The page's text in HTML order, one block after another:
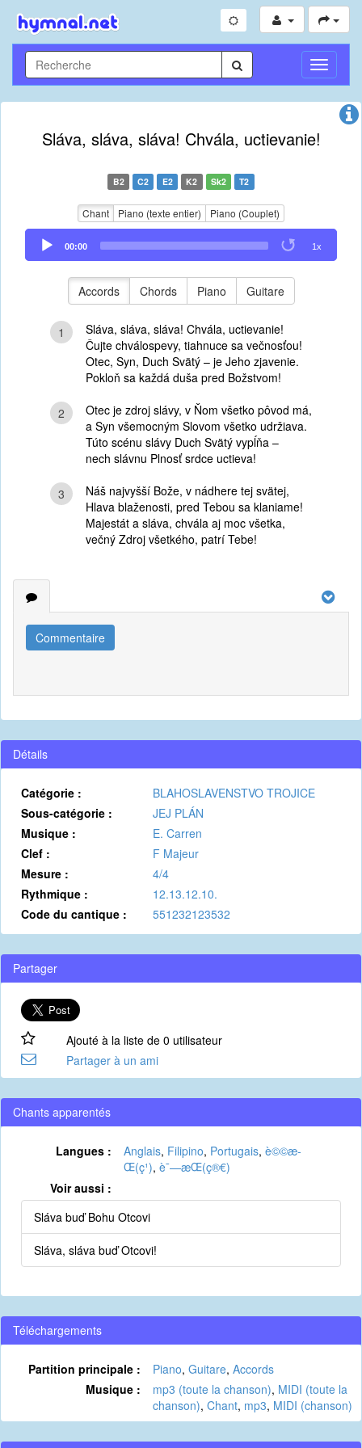
Toggle
Sláva, sláva, sláva! Chvála, uctievanie!
B2 C2 E2 K2 Sk2 T2
Chant Piano (texte entier) Piano (Couplet)
Audio
Player
00:00 1x
Accords Chords Piano Guitare
1
Sláva, sláva, sláva! Chvála, uctievanie!
Čujte chválospevy, tiahnuce sa večnosťou!
Otec, Syn, Duch Svätý – je Jeho zjavenie.
Pokloň sa každá duša pred Božstvom!
2
Otec je zdroj slávy, v Ňom všetko pôvod má,
a Syn všemocným Slovom všetko udržiava.
Túto scénu slávy Duch Svätý vypĺňa –
nech slávnu Plnosť srdce uctieva!
3
Náš najvyšší Bože, v nádhere tej svätej,
Hlava blaženosti, pred Tebou sa klaniame!
Majestát a sláva, chvála aj moc všetka,
večný Zdroj všetkého, patrí Tebe!
Commentaire
Détails
Catégorie :
BLAHOSLAVENSTVO TROJICE
Sous-catégorie :
JEJ PLÁN
Musique :
E. Carren
Clef :
F Majeur
Mesure :
4/4
Rythmique :
12.13.12.10.
Code du cantique :
551232123532
Partager
Ajouté à la liste de 0 utilisateur
Partager à un ami
Chants apparentés
Langues : Anglais, Filipino, Portugais, è©©æ­
Œ(ç¹), è¯—æ­Œ(ç®€)
Voir aussi :
Sláva buď Bohu Otcovi
Sláva, sláva buď Otcovi!
Téléchargements
Partition principale : Piano, Guitare, Accords
Musique :
mp3 (toute la chanson), MIDI (toute la
chanson), Chant, mp3, MIDI (chanson)